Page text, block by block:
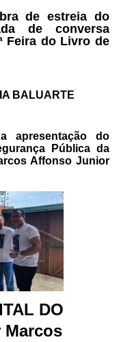
de estreia do
de conversa
Feira do Livro de
BALUARTE
apresentação do
Pública da
Affonso Junior
DO
Marcos